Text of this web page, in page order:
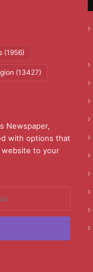
(1956)
(13427)
Newspaper,
with options that
website to your